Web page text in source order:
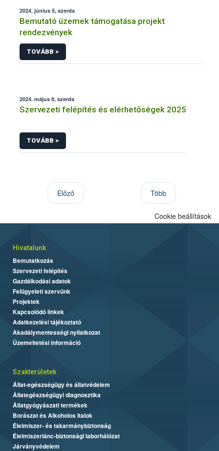
2024. június 5, szerda
Bemutató üzemek támogatása projekt
rendezvények
TOVÁBB >
2024. május 8, szerda
Szervezeti felépítés és elérhetőségek 2025
TOVÁBB >
Előző Több
Cookie beállítások
Hivatalunk
Bemutatkozás
Szervezeti felépítés
Gazdálkodási adatok
Felügyeleti szervünk
Projektek
Kapcsolódó linkek
Adatkezelési tájékoztató
Akadálymentességi nyilatkozat
Üzemeltetési információ
Szakterületek
Állat-egészségügy és állatvédelem
Állategészségügyi diagnosztika
Állatgyógyászati termékek
Borászat és Alkoholos Italok
Élelmiszer- és takarmánybiztonság
Élelmiszerlánc-biztonsági laborhálózat
Járványvédelem